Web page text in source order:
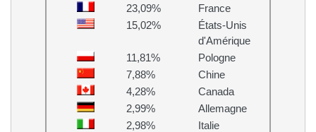
23,09%
France
15,02%
États-Unis
d'Amérique
11,81%
Pologne
7,88%
Chine
4,28%
Canada
2,99%
Allemagne
2,98%
Italie